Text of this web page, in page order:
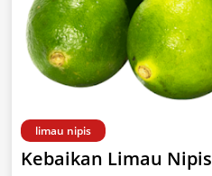
limau nipis
Kebaikan Limau Nipis